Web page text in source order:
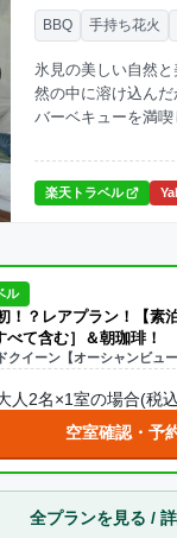
・ロッジ バンガロ
ンプファイヤー 手
氷見の美しい自然
然の中に溶け込ん
バーベキューを満
BBQ 手持ち花火
楽天トラベル
ル
！？レアプラン！【素
べて含む］＆朝珈琲！
クイーン【オーシャンビュ
人2名×1室の場合(税
空室確認・予
全プランを見る /